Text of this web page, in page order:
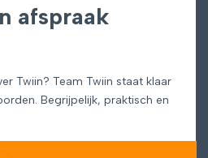
afspraak
Twiin? Team Twiin staat klaar
Begrijpelijk, praktisch en